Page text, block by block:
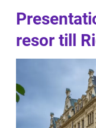
resor till